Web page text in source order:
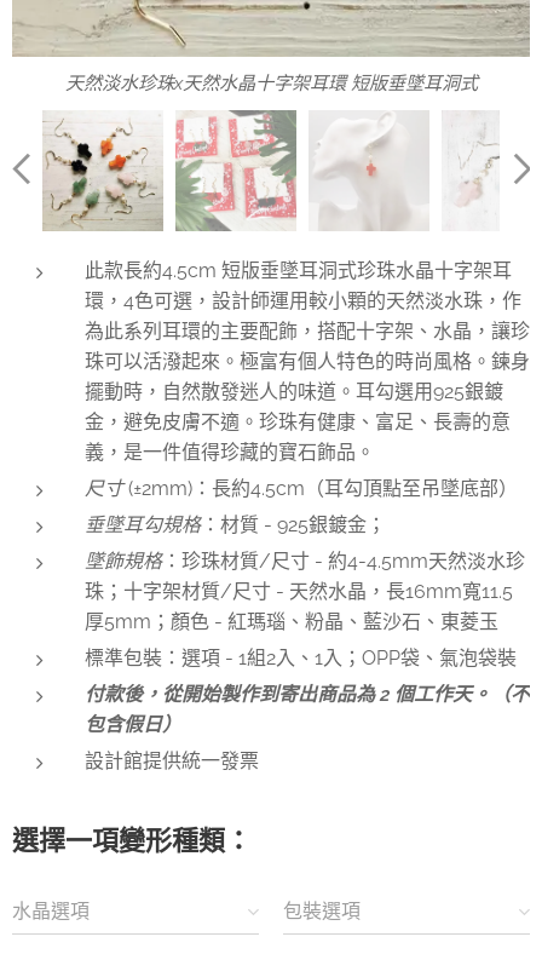
天然淡水珍珠x天然水晶十字架耳環 短版垂墜耳洞式
天然淡水珍珠x天然水晶十字架耳環 聖誕節限定包裝
珍珠x天然紅瑪瑙水晶十字架耳環
珍珠x天然粉晶水晶十字架耳環
珍珠x藍沙石天然水晶十字架耳環
珍珠x天然東菱玉水晶十字架耳環
水晶十字架925銀鍍金耳環規格
珍珠x水晶十字架耳環 聖誕節限定包裝 1組2入
此款長約4.5cm 短版垂墜耳洞式珍珠水晶十字架耳
環，4色可選，設計師運用較小顆的天然淡水珠，作
為此系列耳環的主要配飾，搭配十字架、水晶，讓珍
珠可以活潑起來。極富有個人特色的時尚風格。鍊身
擺動時，自然散發迷人的味道。耳勾選用925銀鍍
金，避免皮膚不適。珍珠有健康、富足、長壽的意
義，是一件值得珍藏的寶石飾品。
尺寸(±2mm)：長約4.5cm（耳勾頂點至吊墜底部）
垂墜耳勾規格：材質 - 925銀鍍金；
墜飾規格：珍珠材質/尺寸 - 約4-4.5mm天然淡水珍
珠；十字架材質/尺寸 - 天然水晶，長16mm寬11.5
厚5mm；顏色 - 紅瑪瑙、粉晶、藍沙石、東菱玉
標準包裝：選項 - 1組2入、1入；OPP袋、氣泡袋裝
付款後，從開始製作到寄出商品為 2 個工作天。（不
包含假日）
設計館提供統一發票
選擇一項變形種類：
水晶選項 包裝選項